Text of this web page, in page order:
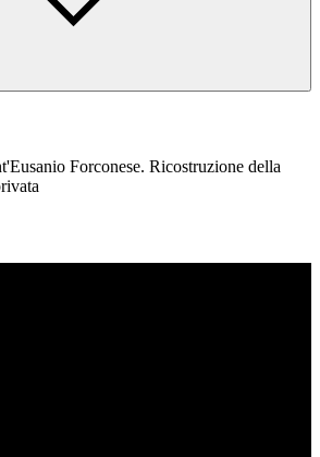
Forconese. Ricostruzione della